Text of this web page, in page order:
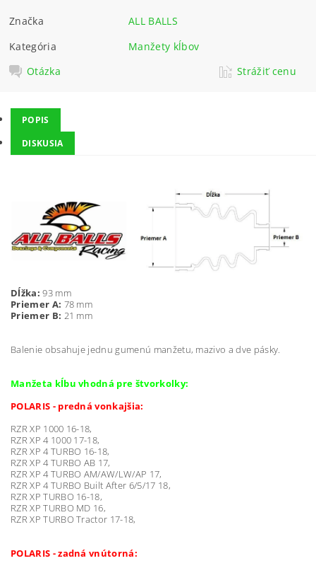
Značka
ALL BALLS
Kategória
Manžety kĺbov
Otázka
Strážiť cenu
POPIS
DISKUSIA
Dĺžka: 93 mm
Priemer A: 78 mm
Priemer B: 21 mm
Balenie obsahuje jednu gumenú manžetu, mazivo a dve pásky.
Manžeta kĺbu vhodná pre štvorkolky:
POLARIS - predná vonkajšia:
RZR XP 1000 16-18,
RZR XP 4 1000 17-18,
RZR XP 4 TURBO 16-18,
RZR XP 4 TURBO AB 17,
RZR XP 4 TURBO AM/AW/LW/AP 17,
RZR XP 4 TURBO Built After 6/5/17 18,
RZR XP TURBO 16-18,
RZR XP TURBO MD 16,
RZR XP TURBO Tractor 17-18,
POLARIS - zadná vnútorná: